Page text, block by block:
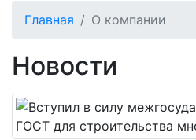
Главная О компании
Новости